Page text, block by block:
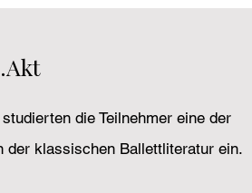
die Teilnehmer eine der
der klassischen Ballettliteratur ein.